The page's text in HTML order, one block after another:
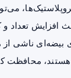
افزایش تعداد و
بیضه‌ای ناشی
محافظت